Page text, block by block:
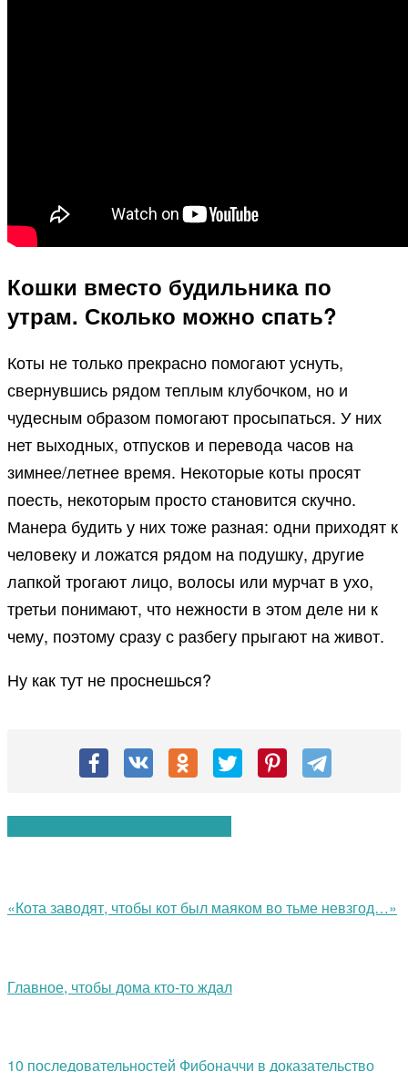
Кошки вместо будильника по
утрам. Сколько можно спать?
Коты не только прекрасно помогают уснуть,
свернувшись рядом теплым клубочком, но и
чудесным образом помогают просыпаться. У них
нет выходных, отпусков и перевода часов на
зимнее/летнее время. Некоторые коты просят
поесть, некоторым просто становится скучно.
Манера будить у них тоже разная: одни приходят к
человеку и ложатся рядом на подушку, другие
лапкой трогают лицо, волосы или мурчат в ухо,
третьи понимают, что нежности в этом деле ни к
чему, поэтому сразу с разбегу прыгают на живот.
Ну как тут не проснешься?
«Кота заводят, чтобы кот был маяком во тьме невзгод…»
Главное, чтобы дома кто-то ждал
10 последовательностей Фибоначчи в доказательство